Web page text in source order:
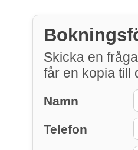
Skicka en
får en kopia till
Namn
Telefon